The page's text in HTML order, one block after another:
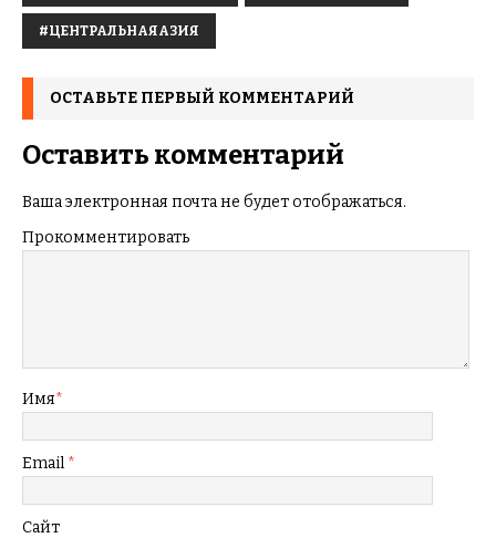
#ЦЕНТРАЛЬНАЯАЗИЯ
ОСТАВЬТЕ ПЕРВЫЙ КОММЕНТАРИЙ
Оставить комментарий
Ваша электронная почта не будет отображаться.
Прокомментировать
Имя*
Email *
Сайт